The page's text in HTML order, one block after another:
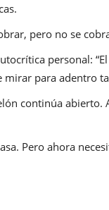
pero no se
personal:
mirar para adentro
continúa
Pero ahora